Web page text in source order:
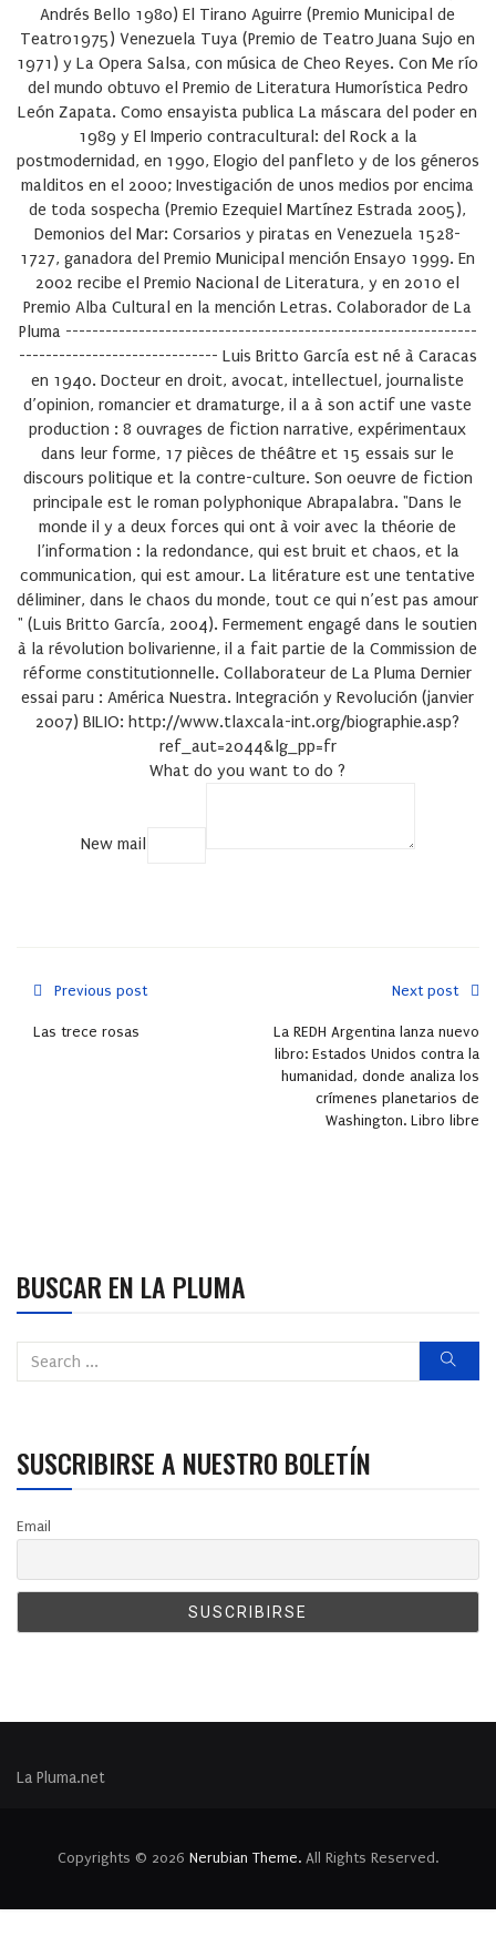
Andrés Bello 1980) El Tirano Aguirre (Premio Municipal de
Teatro1975) Venezuela Tuya (Premio de Teatro Juana Sujo en
1971) y La Opera Salsa, con música de Cheo Reyes. Con Me río
del mundo obtuvo el Premio de Literatura Humorística Pedro
León Zapata. Como ensayista publica La máscara del poder en
1989 y El Imperio contracultural: del Rock a la
postmodernidad, en 1990, Elogio del panfleto y de los géneros
malditos en el 2000; Investigación de unos medios por encima
de toda sospecha (Premio Ezequiel Martínez Estrada 2005),
Demonios del Mar: Corsarios y piratas en Venezuela 1528-
1727, ganadora del Premio Municipal mención Ensayo 1999. En
2002 recibe el Premio Nacional de Literatura, y en 2010 el
Premio Alba Cultural en la mención Letras. Colaborador de La
Pluma --------------------------------------------------------------
------------------------------ Luis Britto García est né à Caracas
en 1940. Docteur en droit, avocat, intellectuel, journaliste
d’opinion, romancier et dramaturge, il a à son actif une vaste
production : 8 ouvrages de fiction narrative, expérimentaux
dans leur forme, 17 pièces de théâtre et 15 essais sur le
discours politique et la contre-culture. Son oeuvre de fiction
principale est le roman polyphonique Abrapalabra. "Dans le
monde il y a deux forces qui ont à voir avec la théorie de
l’information : la redondance, qui est bruit et chaos, et la
communication, qui est amour. La litérature est une tentative
déliminer, dans le chaos du monde, tout ce qui n’est pas amour
" (Luis Britto García, 2004). Fermement engagé dans le soutien
à la révolution bolivarienne, il a fait partie de la Commission de
réforme constitutionnelle. Collaborateur de La Pluma Dernier
essai paru : América Nuestra. Integración y Revolución (janvier
2007) BILIO: http://www.tlaxcala-int.org/biographie.asp?
ref_aut=2044&lg_pp=fr
What do you want to do ?
New mail
Previous post
Las trece rosas
Next post
La REDH Argentina lanza nuevo
libro: Estados Unidos contra la
humanidad, donde analiza los
crímenes planetarios de
Washington. Libro libre
BUSCAR EN LA PLUMA
SUSCRIBIRSE A NUESTRO BOLETÍN
Email
La Pluma.net
Copyrights © 2026 Nerubian Theme. All Rights Reserved.